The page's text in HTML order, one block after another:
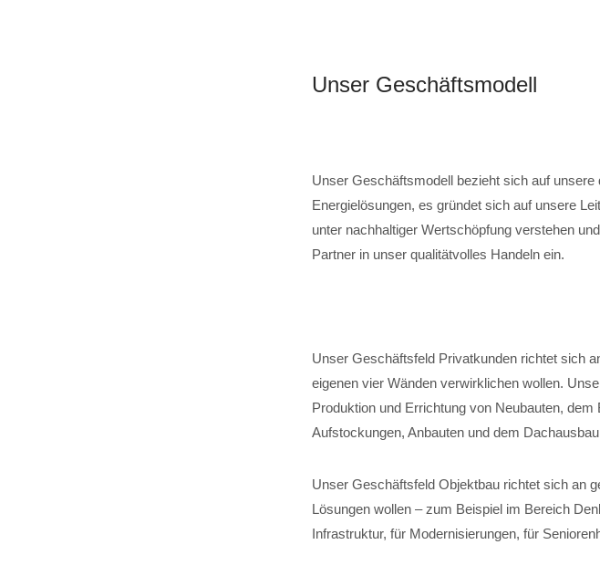
Unser Geschäftsmodell
Unser Geschäftsmodell bezieht sich auf
Energielösungen, es gründet sich auf unsere
unter nachhaltiger Wertschöpfung verstehen
Partner in unser qualitätvolles Handeln ein.
Unser Geschäftsfeld Privatkunden richtet sich
eigenen vier Wänden verwirklichen wollen.
Produktion und Errichtung von Neubauten,
Aufstockungen, Anbauten und dem
Unser Geschäftsfeld Objektbau richtet sich an
Lösungen wollen – zum Beispiel im Bereich
Infrastruktur, für Modernisierungen, für